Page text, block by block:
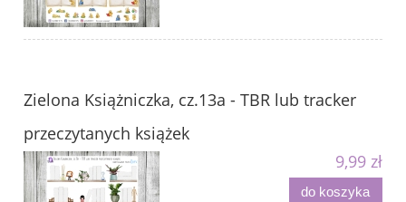
Zielona Książniczka, cz.13a - TBR lub tracker
przeczytanych książek
9,99 zł
do koszyka